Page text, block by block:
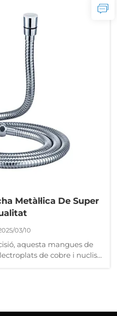
Metàl·lica De Super
03/10
aquesta mangues de
de cobre i nuclis